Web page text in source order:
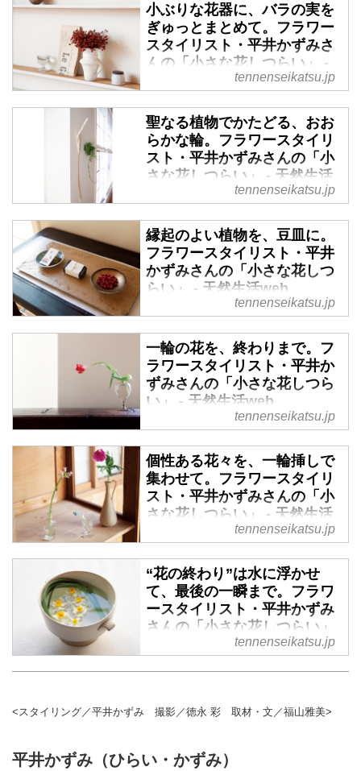
小ぶりな花器に、バラの実を
ぎゅっとまとめて。フラワー
スタイリスト・平井かずみさ
んの「小さな花しつらい」 -
視線の先の、小さな花。そのささ
やかな存在が、肩の力を抜いてく
れます。好きな花を、ただ一輪。
そこから空気が、温かに変わって
いくのです。そんな、暮らしを彩
る小さな花しつらいについて、フ
ラワースタイリストの平井かずみ
さんに伺いました。今回は、長く
目を楽しませてくれる、バラの実
を使った花生けを教わります。
（天然生活2023年2月号掲載）
tennenseikatsu.jp
聖なる植物でかたどる、おお
らかな輪。フラワースタイリ
スト・平井かずみさんの「小
さな花しつらい」 - 天然生活
視線の先の、小さな花。そのささ
やかな存在が、肩の力を抜いてく
れます。好きな花を、ただ一輪。
そこから空気が、温かに変わって
いくのです。そんな、暮らしを彩
る小さな花しつらいについて、フ
ラワースタイリストの平井かずみ
さんに伺いました。今回は、神事
にも使われる聖なる植物を使った
あしらいを教わります。（天然生
活2023年2月号掲載）
tennenseikatsu.jp
縁起のよい植物を、豆皿に。
フラワースタイリスト・平井
かずみさんの「小さな花しつ
らい」 - 天然生活web
視線の先の、小さな花。そのささ
やかな存在が、肩の力を抜いてく
れます。好きな花を、ただ一輪。
そこから空気が、温かに変わって
いくのです。そんな、暮らしを彩
る小さな花しつらいについて、フ
ラワースタイリストの平井かずみ
さんに伺いました。今回は、豆皿
を使った縁起のよい植物のあしら
いを教わります。（天然生活
2023年2月号掲載）
tennenseikatsu.jp
一輪の花を、終わりまで。フ
ラワースタイリスト・平井か
ずみさんの「小さな花しつら
い」 - 天然生活web
視線の先の、小さな花。そのささ
やかな存在が、肩の力を抜いてく
れます。好きな花を、ただ一輪。
そこから空気が、温かに変わって
いくのです。そんな、暮らしを彩
る小さな花しつらいについて、フ
ラワースタイリストの平井かずみ
さんに伺いました。今回は、花の
終わりまで愛でる一輪挿しの花生
けを教わります。（天然生活
2023年2月号掲載）
tennenseikatsu.jp
個性ある花々を、一輪挿しで
集わせて。フラワースタイリ
スト・平井かずみさんの「小
さな花しつらい」 - 天然生活
視線の先の、小さな花。そのささ
やかな存在が、肩の力を抜いてく
れます。好きな花を、ただ一輪。
そこから空気が、温かに変わって
いくのです。そんな、暮らしを彩
る小さな花しつらいについて、フ
ラワースタイリストの平井かずみ
の花々を一輪挿しにして並べてた
tennenseikatsu.jp
“花の終わり”は水に浮かせ
て、最後の一瞬まで。フラワ
ースタイリスト・平井かずみ
さんの「小さな花しつらい」
- 天然生活web
視線の先の、小さな花。そのささ
れます。好きな花を、ただ一輪。
る小さな花しつらいについて、フ
tennenseikatsu.jp
<スタイリング／平井かずみ 撮影／徳永 彩 取材・文／福山雅美>
平井かずみ（ひらい・かずみ）